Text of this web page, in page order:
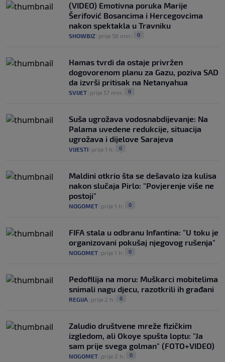
(VIDEO) Emotivna poruka Marije
Šerifović Bosancima i Hercegovcima
nakon spektakla u Travniku
SHOWBIZ prije 56 min 0
Hamas tvrdi da ostaje privržen
dogovorenom planu za Gazu, poziva SAD
da izvrši pritisak na Netanyahua
SVIJET prije 57 min 0
Suša ugrožava vodosnabdijevanje: Na
Palama uvedene redukcije, situacija
ugrožava i dijelove Sarajeva
VIJESTI prije 1 h 0
Maldini otkrio šta se dešavalo iza kulisa
nakon slučaja Pirlo: "Povjerenje više ne
postoji"
NOGOMET prije 1 h 0
FIFA stala u odbranu Infantina: "U toku je
organizovani pokušaj njegovog rušenja"
NOGOMET prije 1 h 0
Pedofilija na moru: Muškarci mobitelima
snimali nagu djecu, razotkrili ih građani
REGIJA prije 2 h 0
Zaludio društvene mreže fizičkim
izgledom, ali Okoye spušta loptu: "Ja
sam prije svega golman" (FOTO+VIDEO)
NOGOMET prije 2 h 0